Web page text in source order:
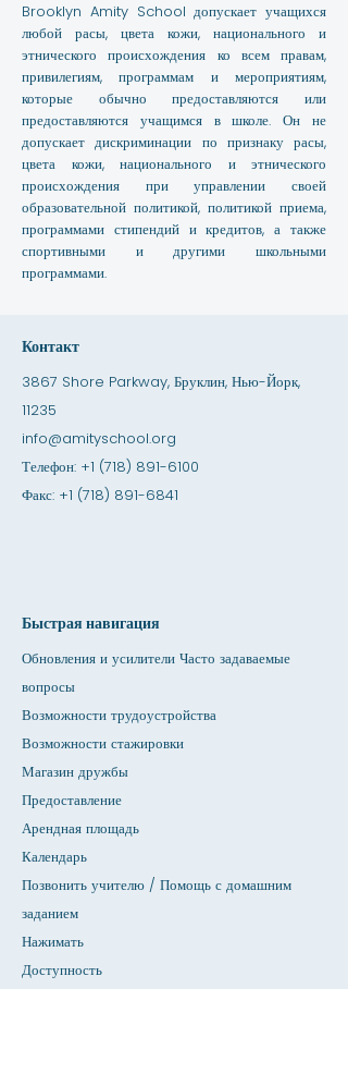
Brooklyn Amity School допускает учащихся
любой расы, цвета кожи, национального и
этнического происхождения ко всем правам,
привилегиям, программам и мероприятиям,
которые обычно предоставляются или
предоставляются учащимся в школе. Он не
допускает дискриминации по признаку расы,
цвета кожи, национального и этнического
происхождения при управлении своей
образовательной политикой, политикой приема,
программами стипендий и кредитов, а также
спортивными и другими школьными
программами.
Контакт
3867 Shore Parkway, Бруклин, Нью-Йорк,
11235
info@amityschool.org
Телефон: +1 (718) 891-6100
Факс: +1 (718) 891-6841
Быстрая навигация
Обновления и усилители Часто задаваемые
вопросы
Возможности трудоустройства
Возможности стажировки
Магазин дружбы
Предоставление
Арендная площадь
Календарь
Позвонить учителю / Помощь с домашним
заданием
Нажимать
Доступность